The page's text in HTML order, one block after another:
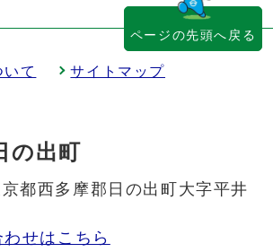
て サイトマップ
の出町
都西多摩郡日の出町大字平井
せはこちら
ページの先頭へ戻る